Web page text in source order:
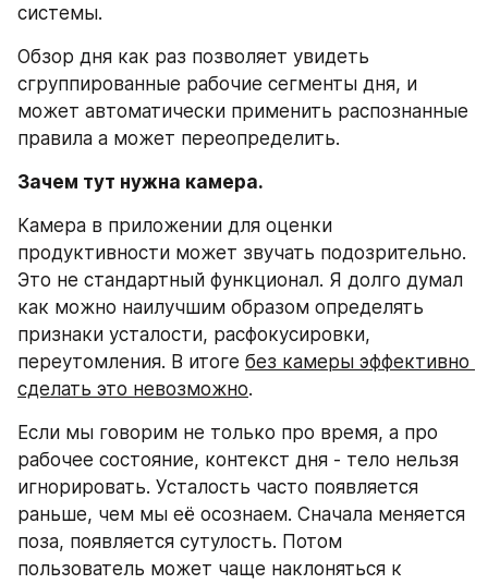
системы.
Обзор дня как раз позволяет увидеть
сгруппированные рабочие сегменты дня, и
может автоматически применить распознанные
правила а может переопределить.
Зачем тут нужна камера.
Камера в приложении для оценки
продуктивности может звучать подозрительно.
Это не стандартный функционал. Я долго думал
как можно наилучшим образом определять
признаки усталости, расфокусировки,
переутомления. В итоге без камеры эффективно
сделать это невозможно.
Если мы говорим не только про время, а про
рабочее состояние, контекст дня - тело нельзя
игнорировать. Усталость часто появляется
раньше, чем мы её осознаем. Сначала меняется
поза, появляется сутулость. Потом
пользователь может чаще наклоняться к